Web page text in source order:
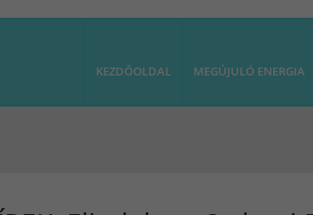
KEZDŐOLDAL MEGÚJULÓ ENERGIA